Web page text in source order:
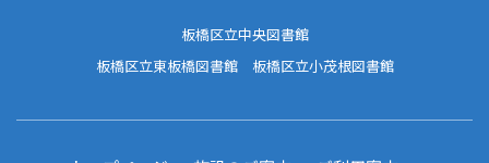
板橋区立中央図書館
板橋区立東板橋図書館
板橋区立小茂根図書館